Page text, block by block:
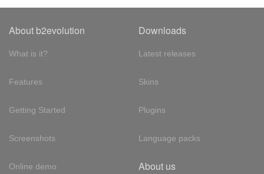
About b2evolution
What is it?
Features
Getting Started
Screenshots
Online demo
Downloads
Latest releases
Skins
Plugins
Language packs
About us